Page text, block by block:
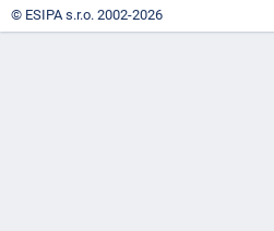
© ESIPA s.r.o. 2002-2026